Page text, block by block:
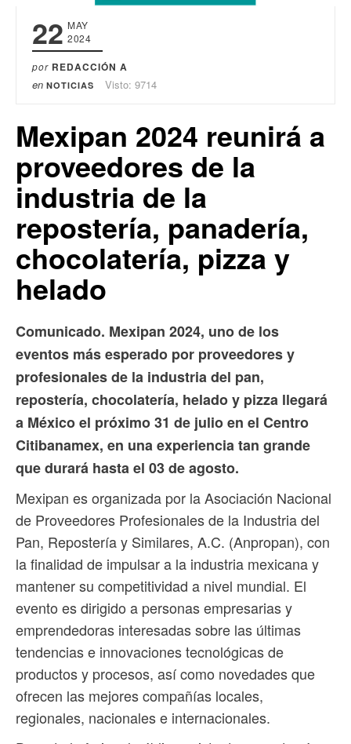
22 MAY
2024
por REDACCIÓN A
en NOTICIAS Visto: 9714
Mexipan 2024 reunirá a
proveedores de la
industria de la
repostería, panadería,
chocolatería, pizza y
helado
Comunicado. Mexipan 2024, uno de los
eventos más esperado por proveedores y
profesionales de la industria del pan,
repostería, chocolatería, helado y pizza llegará
a México el próximo 31 de julio en el Centro
Citibanamex, en una experiencia tan grande
que durará hasta el 03 de agosto.
Mexipan es organizada por la Asociación Nacional
de Proveedores Profesionales de la Industria del
Pan, Repostería y Similares, A.C. (Anpropan), con
la finalidad de impulsar a la industria mexicana y
mantener su competitividad a nivel mundial. El
evento es dirigido a personas empresarias y
emprendedoras interesadas sobre las últimas
tendencias e innovaciones tecnológicas de
productos y procesos, así como novedades que
ofrecen las mejores compañías locales,
regionales, nacionales e internacionales.